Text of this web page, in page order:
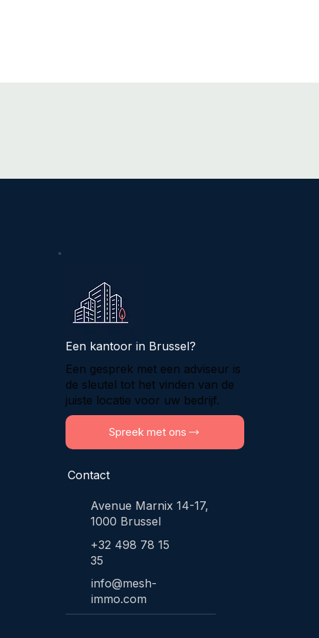
Contact
Avenue Marnix 14-17,
1000 Brussel
+32 498 78 15
35
info@mesh-
immo.com
Een kantoor in Brussel?
Een gesprek met een adviseur is
de sleutel tot het vinden van de
juiste locatie voor uw bedrijf.
Spreek met ons